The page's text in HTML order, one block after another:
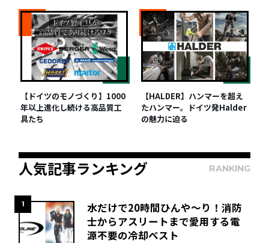
【ドイツのモノづくり】1000
年以上進化し続ける高品質工
具たち
【HALDER】ハンマーを超え
たハンマー。ドイツ発Halder
の魅力に迫る
人気記事ランキング RANKING
1
水だけで20時間ひんや～り！消防
士からアスリートまで愛用する電
源不要の冷却ベスト